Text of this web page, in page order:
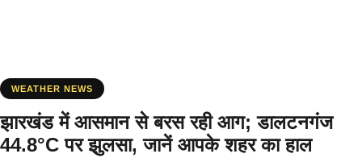
WEATHER NEWS
झारखंड में आसमान से बरस रही आग; डालटनगंज
44.8°C पर झुलसा, जानें आपके शहर का हाल